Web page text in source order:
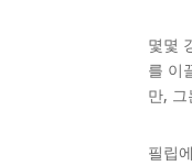
몇몇
를 이
만,
필립